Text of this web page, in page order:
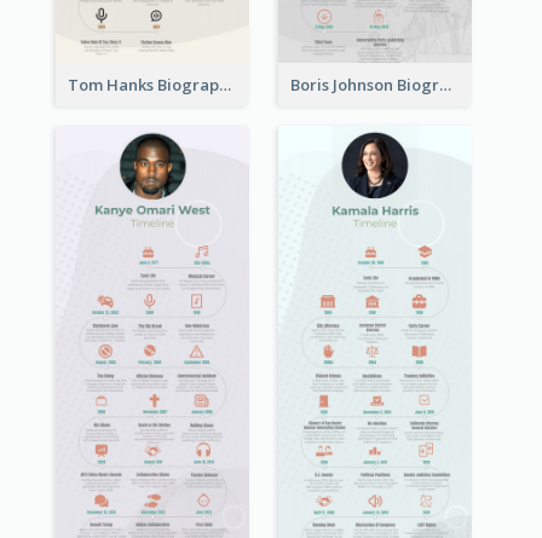
Tom Hanks Biography Timeline Boris Johnson Biography Timeline